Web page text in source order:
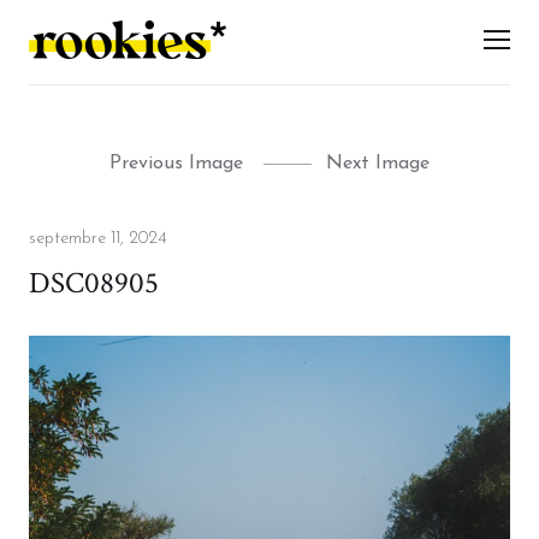
LES ROOKIES
Previous Image Next Image
Posted
septembre 11, 2024
DSC08905